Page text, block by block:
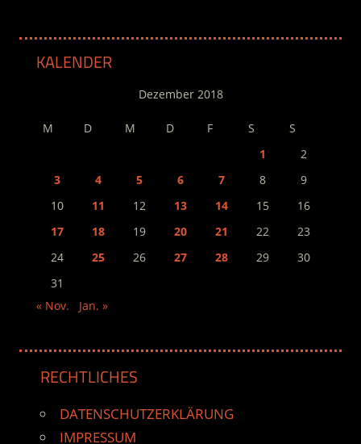
KALENDER
Dezember 2018
M D M D F S
S
1
2
3
4 5 6 7 8
9
10
11 12 13 14 15
16
17
18 19 20 21 22
23
24
25 26 27 28 29
30
31
« Nov.
Jan. »
RECHTLICHES
DATENSCHUTZERKLÄRUNG
IMPRESSUM